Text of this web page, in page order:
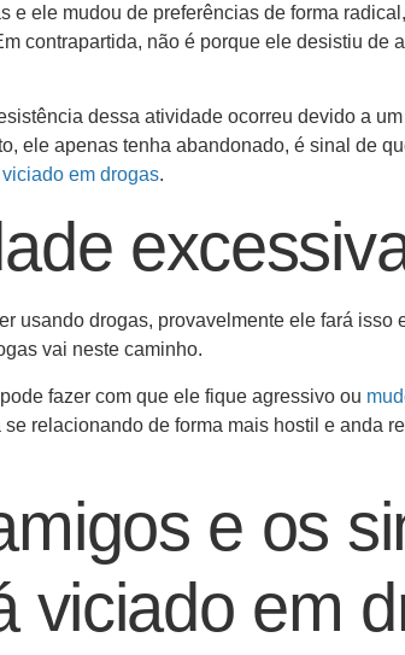
e ele mudou de preferências de forma
contrapartida, não é porque ele desistiu de
dessa atividade ocorreu devido a
ele apenas tenha abandonado, é sinal de
em drogas.
usando drogas, provavelmente ele fará isso
vai neste caminho.
fazer com que ele fique agressivo ou
relacionando de forma mais hostil e anda
e os
viciado em